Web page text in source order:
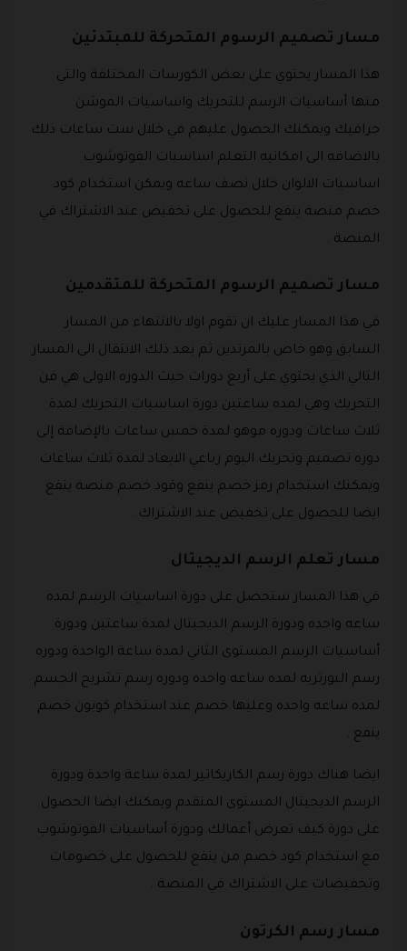
مسار تصميم الرسوم المتحركة للمبتدئين
هذا المسار يحتوي على بعض الكورسات المختلفة والتي
منها أساسيات الرسم للتحريك واساسيات الموشن
جرافيك ويمكنك الحصول عليهم في خلال ست ساعات ذلك
بالاضافه الى امكانيه التعلم اساسيات الفوتوشوب
اساسيات الالوان خلال نصف ساعه ويمكن استخدام كود
خصم منصة ينفع للحصول على تخفيض عند الاشتراك في
المنصة .
مسار تصميم الرسوم المتحركة للمتقدمين
في هذا المسار عليك ان تقوم اولا بالانتهاء من المسار
السابق وهو خاص بالمرتدين ثم بعد ذلك الانتقال الى المسار
التالي الذي يحتوي على أربع دورات حيث الدوره الاولى هي فن
التحريك وهي لمده ساعتين دورة اساسيات التحريك لمدة
ثلاث ساعات ودوره موهو لمدة خمس ساعات بالإضافة إلى
دوره تصميم وتحريك البوم رباعي الابعاد لمدة ثلاث ساعات
ويمكنك استخدام رمز خصم ينفع وقود خصم منصة ينفع
ايضا للحصول على تخفيض عند الاشتراك .
مسار تعلم الرسم الديجيتال
في هذا المسار ستحصل على دورة اساسيات الرسم لمده
ساعه واحده ودورة الرسم الديجيتال لمدة ساعتين ودورة
أساسيات الرسم المستوى الثاني لمدة ساعة الواحدة ودوره
رسم البورتريه لمده ساعه واحده ودوره رسم تشريح الجسم
لمده ساعه واحده وعليها خصم عند استخدام كوبون خصم
ينفع .
ايضا هناك دورة رسم الكاريكاتير لمدة ساعة واحدة ودورة
الرسم الديجيتال المستوى المتقدم ويمكنك ايضا الحصول
على دورة كيف تعرض أعمالك ودورة أساسيات الفوتوشوب
مع استخدام كود خصم من ينفع للحصول على خصومات
وتخفيضات على الاشتراك في المنصة .
مسار رسم الكرتون